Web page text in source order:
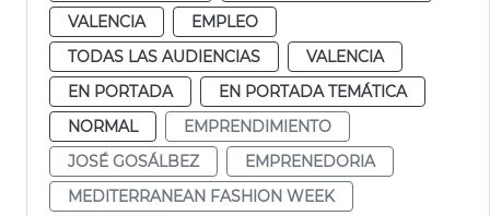
VALENCIA
EMPLEO
TODAS LAS AUDIENCIAS
VALENCIA
EN PORTADA
EN PORTADA TEMÁTICA
NORMAL
EMPRENDIMIENTO
JOSÉ GOSÁLBEZ
EMPRENEDORIA
MEDITERRANEAN FASHION WEEK